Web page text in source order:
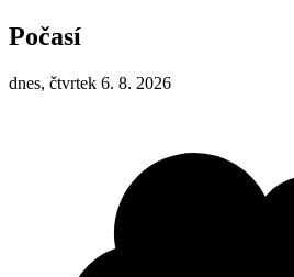
Počasí
dnes, čtvrtek 6. 8. 2026